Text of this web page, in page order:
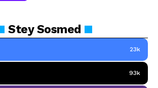
SteySosmed
23k
93k